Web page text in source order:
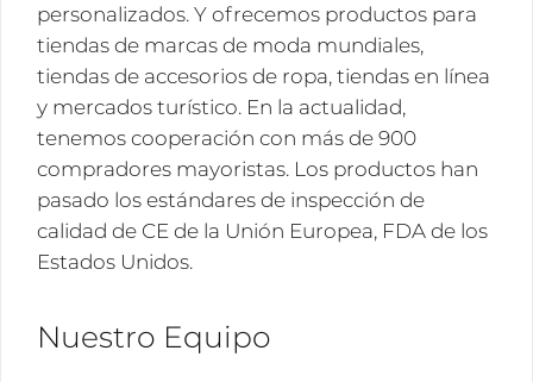
personalizados. Y ofrecemos productos para
tiendas de marcas de moda mundiales,
tiendas de accesorios de ropa, tiendas en línea
y mercados turístico. En la actualidad,
tenemos cooperación con más de 900
compradores mayoristas. Los productos han
pasado los estándares de inspección de
calidad de CE de la Unión Europea, FDA de los
Estados Unidos.
Nuestro Equipo